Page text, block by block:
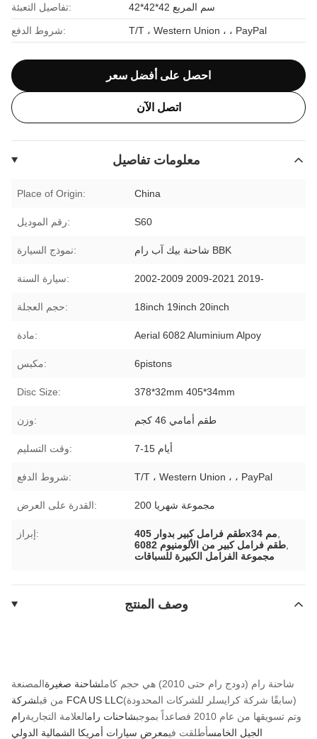
تفاصيل التعبئة: 42*42*42 سم المربع
شروط الدفع: T/T ، Western Union ، ، PayPal
احصل على أفضل سعر
اتصل الآن
معلومات تفاصيل
Place of Origin: China
رقم الموديل: S60
نموذج السيارة: شاحنة بيك آب رام BBK
سيارة السنة: 2002-2009 2009-2021 2019-
حجم العجلة: 18inch 19inch 20inch
مادة: Aerial 6082 Aluminium Alpoy
مكبس: 6pistons
Disc Size: 378*32mm 405*34mm
وزن: طقم أمامي 46 كجم
وقت التسليم: 7-15 أيام
شروط الدفع: T/T ، Western Union ، ، PayPal
القدرة على العرض: 200 مجموعة شهريا
إبراز: طقم فرامل كبير بدوار 405x34 مم
طقم فرامل كبير من الألومنيوم 6082
مجموعة الفرامل الكبيرة للسباقات
وصف المنتج
شاحنة رام (دودج رام حتى 2010) هي حجم كامل شاحنة صغيرةالمصنعة
من قبل شركة FCA US LLC(سابقًا شركة كرايسلر للشركات المحدودة)
وتم تسويقها من عام 2010 فصاعداً بموجب
شاحنات رامالعلامة التجاريةرام
الجيل الخامسأطلقت فيمعرض سيارات أمريكا الشمالية الدولي